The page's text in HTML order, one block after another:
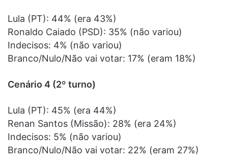
Lula (PT): 44% (era 43%)
Ronaldo Caiado (PSD): 35% (não variou)
Indecisos: 4% (não variou)
Branco/Nulo/Não vai votar: 17% (eram 18%)
Cenário 4 (2º turno)
Lula (PT): 45% (era 44%)
Renan Santos (Missão): 28% (era 24%)
Indecisos: 5% (não variou)
Branco/Nulo/Não vai votar: 22% (eram 27%)